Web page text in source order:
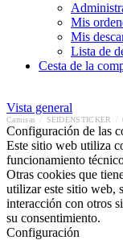
Mis
Mis
Lista de
Cesta de la
Vista general
Camisas SEIDENSTICKER
Configuración de las
Este sitio web utiliza
funcionamiento
Otras cookies que
utilizar este sitio web,
interacción con otros
su consentimiento.
Configuración